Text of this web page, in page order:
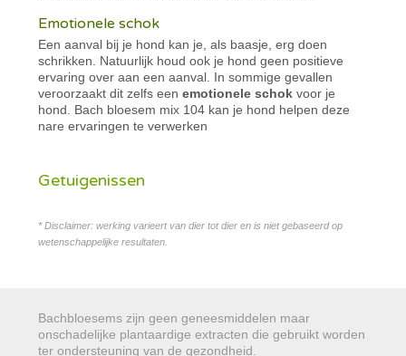
Emotionele schok
Een aanval bij je hond kan je, als baasje, erg doen
schrikken. Natuurlijk houd ook je hond geen positieve
ervaring over aan een aanval. In sommige gevallen
veroorzaakt dit zelfs eenemotionele schokvoor je
hond. Bach bloesem mix 104 kan je hond helpen deze
nare ervaringen te verwerken
Getuigenissen
* Disclaimer: werking varieert van dier tot dier en is niet gebaseerd op
wetenschappelijke resultaten.
Bachbloesems zijn geen geneesmiddelen maar
onschadelijke plantaardige extracten die gebruikt worden
ter ondersteuning van de gezondheid.